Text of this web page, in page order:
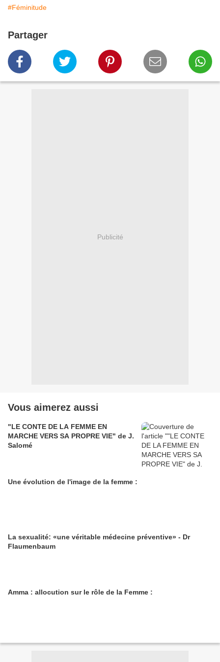
#Féminitude
Partager
Publicité
Vous aimerez aussi
"LE CONTE DE LA FEMME EN
MARCHE VERS SA PROPRE VIE" de J.
Salomé
Une évolution de l'image de la femme :
La sexualité: «une véritable médecine préventive» - Dr
Flaumenbaum
Amma : allocution sur le rôle de la Femme :